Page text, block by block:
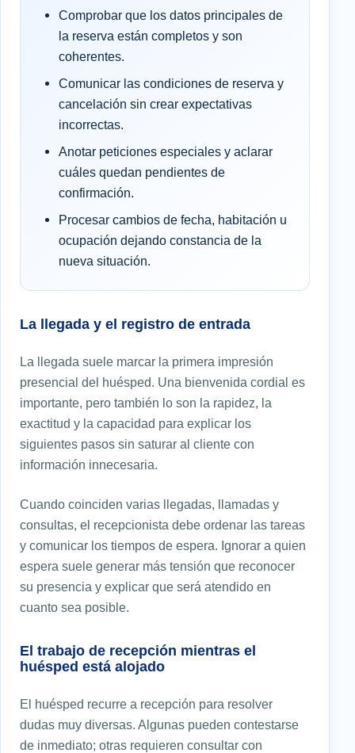
Comprobar que los datos principales de
la reserva están completos y son
coherentes.
Comunicar las condiciones de reserva y
cancelación sin crear expectativas
incorrectas.
Anotar peticiones especiales y aclarar
cuáles quedan pendientes de
confirmación.
Procesar cambios de fecha, habitación u
ocupación dejando constancia de la
nueva situación.
La llegada y el registro de entrada
La llegada suele marcar la primera impresión
presencial del huésped. Una bienvenida cordial es
importante, pero también lo son la rapidez, la
exactitud y la capacidad para explicar los
siguientes pasos sin saturar al cliente con
información innecesaria.
Cuando coinciden varias llegadas, llamadas y
consultas, el recepcionista debe ordenar las tareas
y comunicar los tiempos de espera. Ignorar a quien
espera suele generar más tensión que reconocer
su presencia y explicar que será atendido en
cuanto sea posible.
El trabajo de recepción mientras el
huésped está alojado
El huésped recurre a recepción para resolver
dudas muy diversas. Algunas pueden contestarse
de inmediato; otras requieren consultar con